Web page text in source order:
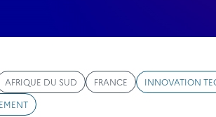
AFRIQUE DU SUD FRANCE INNOVATION